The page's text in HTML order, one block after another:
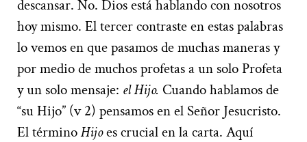
descansar. No. Dios está hablando con nosotros
hoy mismo. El tercer contraste en estas palabras
lo vemos en que pasamos de muchas maneras y
por medio de muchos profetas a un solo Profeta
y un solo mensaje: el Hijo. Cuando hablamos de
“su Hijo” (v 2) pensamos en el Señor Jesucristo.
El términoHijoes crucial en la carta. Aquí